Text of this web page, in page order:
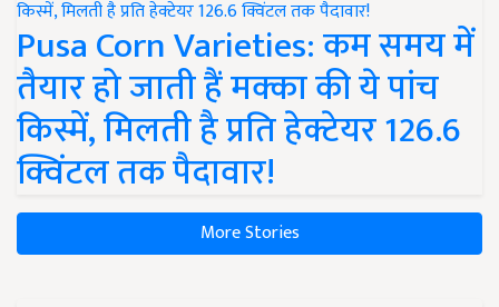
Pusa Corn Varieties: कम समय में
तैयार हो जाती हैं मक्का की ये पांच
किस्में, मिलती है प्रति हेक्टेयर 126.6
क्विंटल तक पैदावार!
More Stories